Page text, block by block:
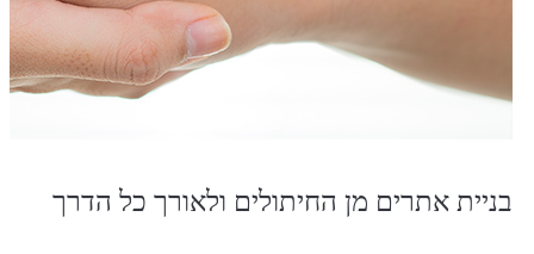
בניית אתרים מן החיתולים ולאורך כל הדרך